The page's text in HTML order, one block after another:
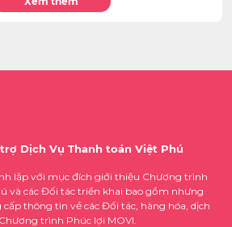
Dịch Vụ Thanh toán Việt Phú
lập với mục đích giới thiệu Chương trình
và các Đối tác triển khai bao gồm nhưng
thông tin về các Đối tác, hàng hóa, dịch
trình Phúc lợi MOVI.